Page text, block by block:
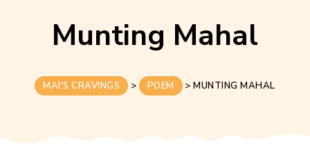
Munting Mahal
MAI'S CRAVINGS > POEM >MUNTING MAHAL